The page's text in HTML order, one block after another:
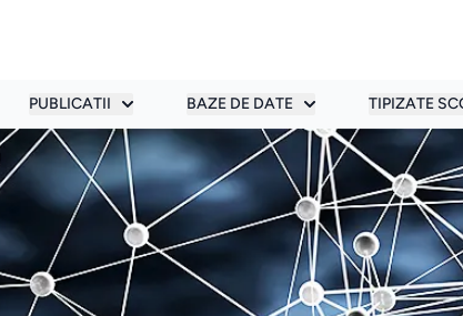
PUBLICATII BAZE DE DATE